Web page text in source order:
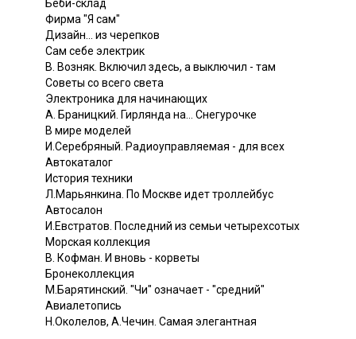
Беби-склад
Фирма "Я сам"
Дизайн... из черепков
Сам себе электрик
B. Возняк. Включил здесь, а выключил - там
Советы со всего света
Электроника для начинающих
A. Браницкий. Гирлянда на... Снегурочке
В мире моделей
И.Серебряный. Радиоуправляемая - для всех
Автокаталог
История техники
Л.Марьянкина. По Москве идет троллейбус
Автосалон
И.Евстратов. Последний из семьи четырехсотых
Морская коллекция
B. Кофман. И вновь - корветы
Бронеколлекция
М.Барятинский. "Чи" означает - "средний"
Авиалетопись
Н.Околелов, А.Чечин. Самая элегантная